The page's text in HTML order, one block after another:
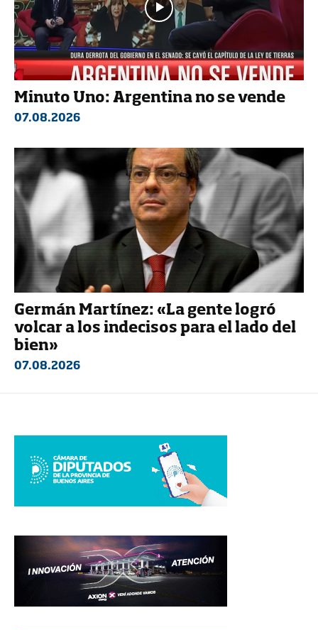
Minuto Uno: Argentina no se vende
07.08.2026
Germán Martínez: «La gente logró
volcar a los indecisos para el lado del
bien»
07.08.2026